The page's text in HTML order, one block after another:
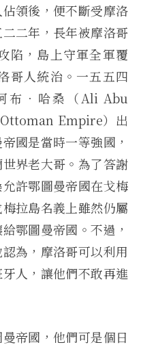
領後，便不斷受摩洛
二年，長年被摩洛哥
陷，島上守軍全軍覆
哥人統治。一五五四
布．哈桑（Ali Abu
Empire）出
國是當時一等強國，
界老大哥。為了答謝
許鄂圖曼帝國在戈梅
拉島名義上雖然仍屬
鄂圖曼帝國。不過，
為，摩洛哥可以利用
人，讓他們不敢再進
帝國，他們可是個日